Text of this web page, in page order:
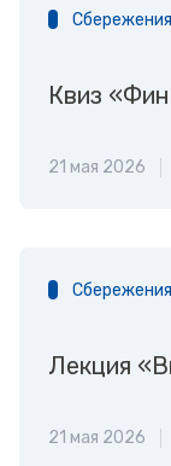
Квиз
21 мая 2026
Лекция
21 мая 2026